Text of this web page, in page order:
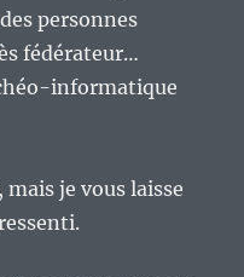
personnes
fédérateur…
informatique
je vous laisse